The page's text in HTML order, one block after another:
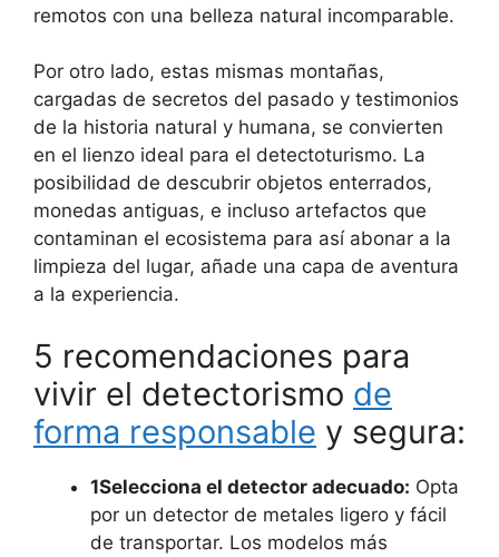
remotos con una belleza natural incomparable.
Por otro lado, estas mismas montañas,
cargadas de secretos del pasado y testimonios
de la historia natural y humana, se convierten
en el lienzo ideal para el detectoturismo. La
posibilidad de descubrir objetos enterrados,
monedas antiguas, e incluso artefactos que
contaminan el ecosistema para así abonar a la
limpieza del lugar, añade una capa de aventura
a la experiencia.
5 recomendaciones para
vivir el detectorismo de
forma responsable y segura:
1Selecciona el detector adecuado: Opta
por un detector de metales ligero y fácil
de transportar. Los modelos más